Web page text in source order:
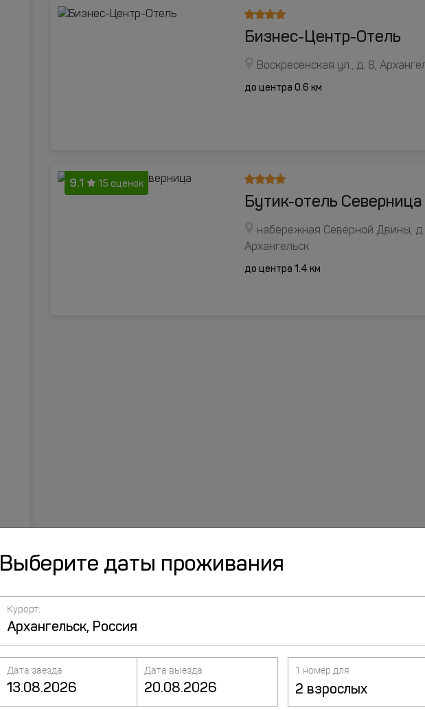
Бизнес-Центр-Отель
Воскресенская ул., д. 8,
до центра 0.6 км
9.1 15 оценок
Бутик-отель Северница
набережная Северной Двины,
Архангельск
до центра 1.4 км
Выберите даты проживания
Курорт:
Дата заезда Дата выезда 1 номер для
2 взрослых